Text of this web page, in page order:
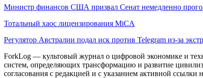
Министр финансов США призвал Сенат немедленно
Тотальный хаос лицензирования MiCA
Регулятор Австралии подал иск против Telegram из-за
ForkLog — культовый журнал о цифровой экономике и
систем, определяющих трансформацию и развитие
согласования с редакцией и с указанием активной ссылки